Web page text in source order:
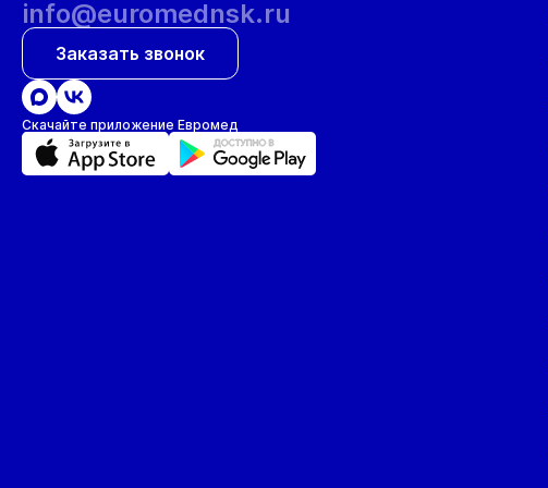
info@euromednsk.ru
Заказать звонок
Скачайте приложение Евромед